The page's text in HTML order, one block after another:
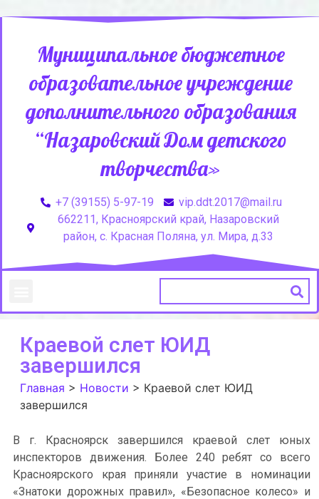
Муниципальное бюджетное
образовательное учреждение
дополнительного образования
“Назаровский Дом детского
творчества»
+7 (39155) 5-97-19
vip.ddt.2017@mail.ru
662211, Красноярский край, Назаровский
район, с. Красная Поляна, ул. Мира, д.33
Краевой слет ЮИД
завершился
Главная > Новости > Краевой слет ЮИД
завершился
В г. Красноярск завершился краевой слет юных
инспекторов движения. Более 240 ребят со всего
Красноярского края приняли участие в номинации
«Знатоки дорожных правил», «Безопасное колесо» и